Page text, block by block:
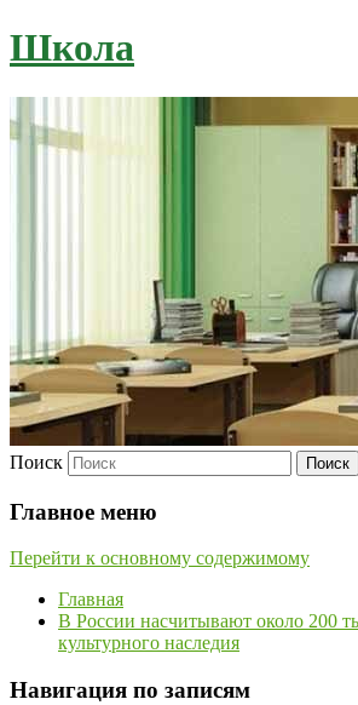
Школа
Поиск
Главное меню
Перейти к основному содержимому
Главная
В России насчитывают около 200
культурного наследия
Навигация по записям